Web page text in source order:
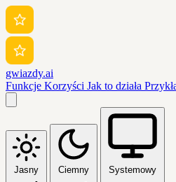
gwiazdy.ai
Funkcje Korzyści Jak to działa
Jasny Ciemny Systemowy